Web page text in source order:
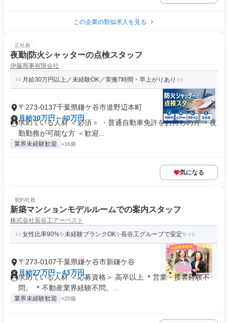
この企業の類似求人を見る
正社員
夜勤|防火シャッターの点検スタッフ
伊藤商事有限会社
月給30万円以上／未経験OK／実働7時間・早上がりあり
〒273-0137千葉県鎌ケ谷市道野辺本町
月給30万円～40万円
求めている人材 ＜必須＞ ・普通自動車免許をお持ちの方 ・夜
勤勤務が可能な方 ＜歓迎...
業界未経験歓迎 +16個
気になる
契約社員
新築マンションモデルルームでの案内スタッフ
株式会社長谷工アーベスト
女性比率90%✨未経験ブランクOK✨長谷工グループで安定✨
〒273-0107千葉県鎌ケ谷市新鎌ケ谷
月給27万円～43万円
求めている人材 ＜応募資格＞ 高卒以上 ＊営業・接客経験不
問。 ＊不動産業界経験不問。...
業界未経験歓迎 +20個